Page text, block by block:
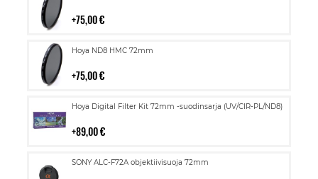
75,00 €
Hoya ND8 HMC 72mm
75,00 €
Lisää
Hoya Digital Filter Kit 72mm -suodinsarja (UV/CIR-PL/ND8)
89,00 €
Lisää
SONY ALC-F72A objektiivisuoja 72mm
Lisää